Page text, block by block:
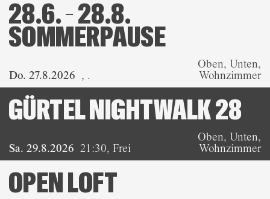
Do. 27.8.2026 , .
28.6. – 28.8.
SOMMERPAUSE
Oben, Unten,
Wohnzimmer
Sa. 29.8.2026 21:30,Frei
GÜRTEL NIGHTWALK 28
Oben, Unten,
Wohnzimmer
OPEN LOFT